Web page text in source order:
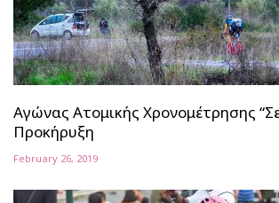
Αγώνας Ατομικής Χρονομέτρησης
Προκήρυξη
February 26, 2019